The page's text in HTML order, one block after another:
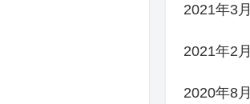
2021年3月
2021年2月
2020年8月